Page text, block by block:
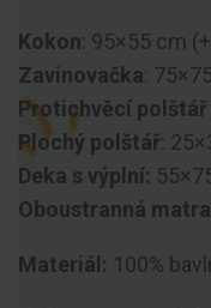
Kokon: 95×55 cm
Zavinovačka:
Protichvěcí
Plochý polštář:
Deka s výplní:
Oboustranná
Materiál: 100%